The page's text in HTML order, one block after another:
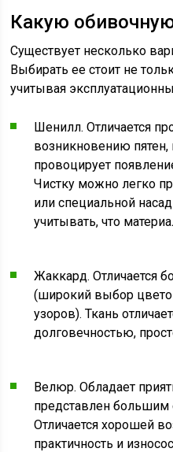
Какую
Существует несколько
Выбирать ее стоит не
учитывая
Шенилл. Отличается
возникновению
провоцирует
Чистку можно легко
или специальной
учитывать, что
Жаккард. Отличается
(широкий выбор
узоров). Ткань
долговечностью,
Велюр. Обладает
представлен большим
Отличается хорошей
практичность и